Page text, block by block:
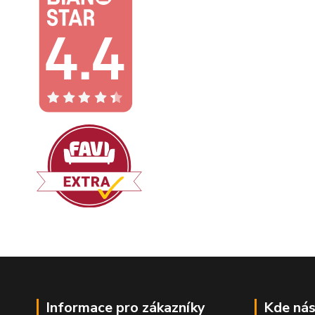
Informace pro zákazníky Kde